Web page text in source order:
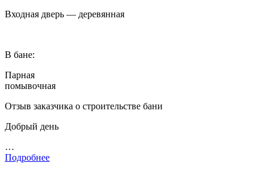
Входная дверь — деревянная
В бане:
Парная
помывочная
Отзыв заказчика о строительстве бани
Добрый день
…
Подробнее